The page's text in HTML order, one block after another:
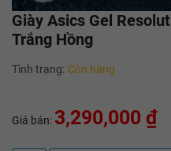
Giày Asics Gel
Trắng Hồng
Tình trạng: Còn hàng
Giá bán: 3,290,000 ₫